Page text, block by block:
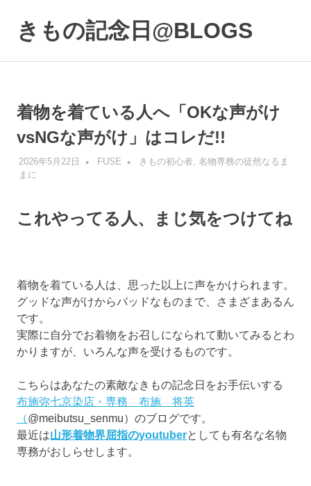
きもの記念日@BLOGS
者
も、
し
ん
で
な
る
ブ
ロ
グ
で
着物を着ている人へ「OKな声がけ
vsNGな声がけ」はコレだ!!
2026年5月22日 FUSE きもの初心者 名物専務の徒然なるま
まに
これやってる人、まじ気をつけてね
着物を着ている人は、思った以上に声をかけられます。
グッドな声がけからバッドなものまで、さまざまあるん
です。
実際に自分でお着物をお召しになられて動いてみるとわ
かりますが、いろんな声を受けるものです。
こちらはあなたの素敵なきもの記念日をお手伝いする
布施弥七京染店・専務 布施 将英
（@meibutsu_senmu）のブログです。
最近は山形着物界屈指のyoutuberとしても有名な名物
専務がおしらせします。